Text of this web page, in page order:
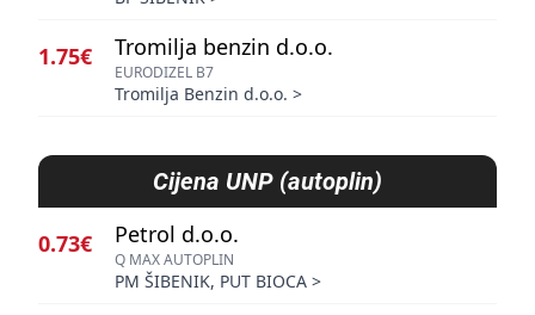
1.75€ Tromilja benzin d.o.o.
EURODIZEL B7
Tromilja Benzin d.o.o. >
Cijena UNP (autoplin)
0.73€ Petrol d.o.o.
Q MAX AUTOPLIN
PM ŠIBENIK, PUT BIOCA >